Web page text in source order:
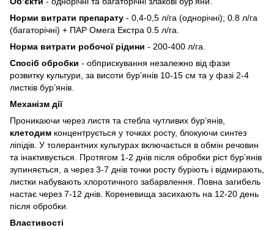
Норми витрати препарату - 0,4-0,5 л/га (однорічні); 0.8 л/га
(багаторічні) + ПАР Омега Екстра 0.5 л/га.
Норма витрати робочої рідини - 200-400 л/га.
Спосіб обробки - обприскування незалежно від фази
розвитку культури, за висоти бур’янів 10-15 см та у фазі 2-4
листків бур’янів.
Механізм дії
Проникаючи через листя та стебла чутливих бур’янів,
клетодим концентрується у точках росту, блокуючи синтез
ліпідів. У толерантних культурах включається в обмін речовин
та інактивується. Протягом 1-2 днів після обробки ріст бур’янів
зупиняється, а через 3-7 днів точки росту буріють і відмирають,
листки набувають хлоротичного забарвлення. Повна загибель
настає через 7-12 днів. Кореневища засихають на 12-20 день
після обробки.
Властивості